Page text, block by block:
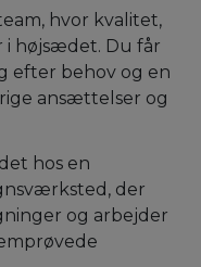
hvor kvalitet,
i højsædet. Du får
efter behov og en
ansættelser og
hos en
der
og arbejder